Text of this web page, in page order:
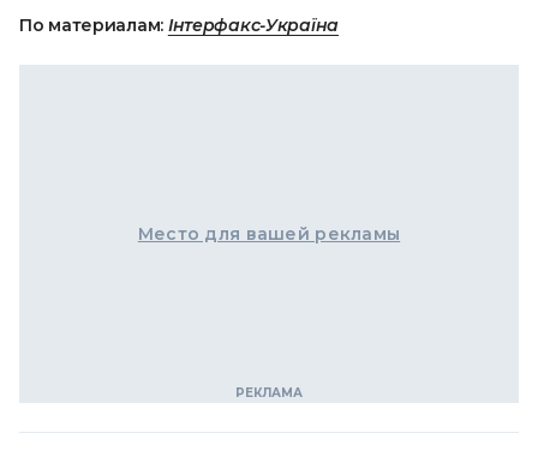
По материалам: Інтерфакс-Україна
Место для вашей рекламы